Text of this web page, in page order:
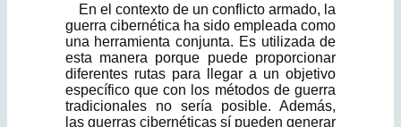
En el contexto de un conflicto armado, la
guerra cibernética ha sido empleada como
una herramienta conjunta. Es utilizada de
esta manera porque puede proporcionar
diferentes rutas para llegar a un objetivo
específico que con los métodos de guerra
tradicionales no sería posible. Además,
las guerras ciberné­ticas sí pueden generar